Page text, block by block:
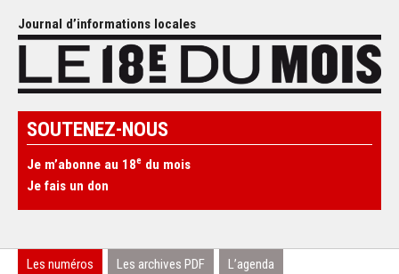
Journal d’informations locales
SOUTENEZ-NOUS
Je m’abonne au 18e du mois
Je fais un don
Les numéros Les archives PDF L’agenda